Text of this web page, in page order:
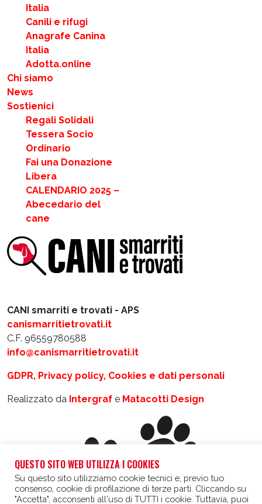
CANI smarriti e trovati - APS
canismarritietrovati.it
C.F. 96559780588
info@canismarritietrovati.it
GDPR, Privacy policy, Cookies e dati personali
Realizzato da Intergraf e Matacotti Design
Italia
Canili e rifugi
Anagrafe Canina
Italia
Adotta.online
Chi siamo
News
Sostienici
Regali Solidali
Tessera Socio
Ordinario
Fai una Donazione
Libera
CALENDARIO 2025 –
Abecedario del
cane
QUESTO SITO WEB UTILIZZA I COOKIES
Su questo sito utilizziamo cookie tecnici e, previo tuo
consenso, cookie di profilazione di terze parti. Cliccando su
"Accetta", acconsenti all'uso di TUTTI i cookie. Tuttavia, puoi